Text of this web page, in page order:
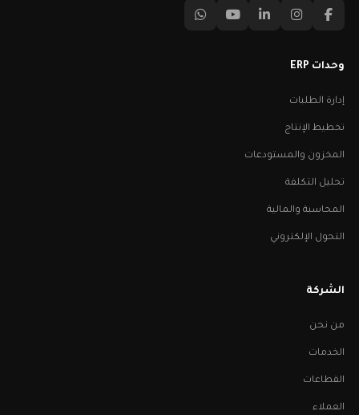
وحدات ERP
إدارة الطلبات
تخطيط الإنتاج
المخزون والمستودعات
تحليل التكلفة
المحاسبة والمالية
التحول الإلكتروني
الشركة
من نحن
الخدمات
القطاعات
العملاء